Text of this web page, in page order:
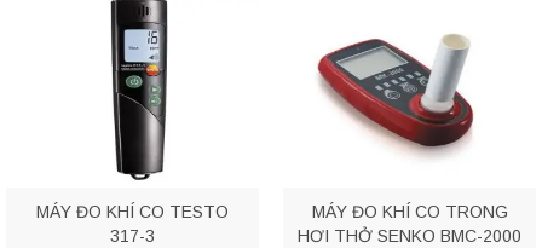
MÁY ĐO KHÍ CO TESTO
317-3
MÁY ĐO KHÍ CO TRONG
HƠI THỞ SENKO BMC-2000